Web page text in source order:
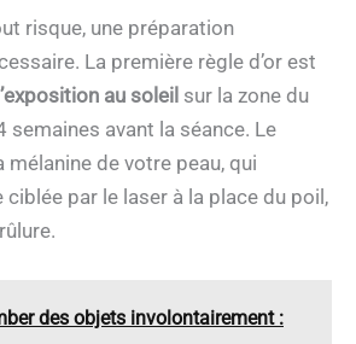
risque, une préparation
La première règle d’or est
au soleil sur la zone du
semaines avant la séance. Le
mélanine de votre peau, qui
par le laser à la place du poil,
des objets involontairement :